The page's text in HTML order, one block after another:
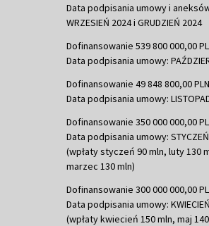
Data podpisania umowy i
WRZESIEŃ 2024 i GRUDZIEŃ 2024
Dofinansowanie 539 800 000,00
Data podpisania umowy:
Dofinansowanie 49 848 800,00 PLN
Data podpisania umowy:
Dofinansowanie 350 000 000,00
Data podpisania umowy:
(wpłaty styczeń 90 mln, luty 130
marzec 130 mln)
Dofinansowanie 300 000 000,00
Data podpisania umowy:
(wpłaty kwiecień 150 mln, maj